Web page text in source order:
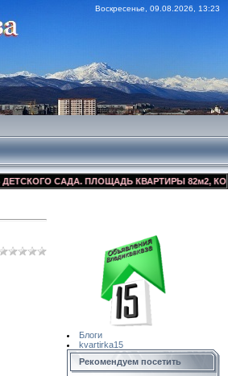
Воскресенье, 09.08.2026, 13:23
САДА. ПЛОЩАДЬ КВАРТИРЫ 82м2,
Блоги
kvartirka15
Рекомендуем посетить